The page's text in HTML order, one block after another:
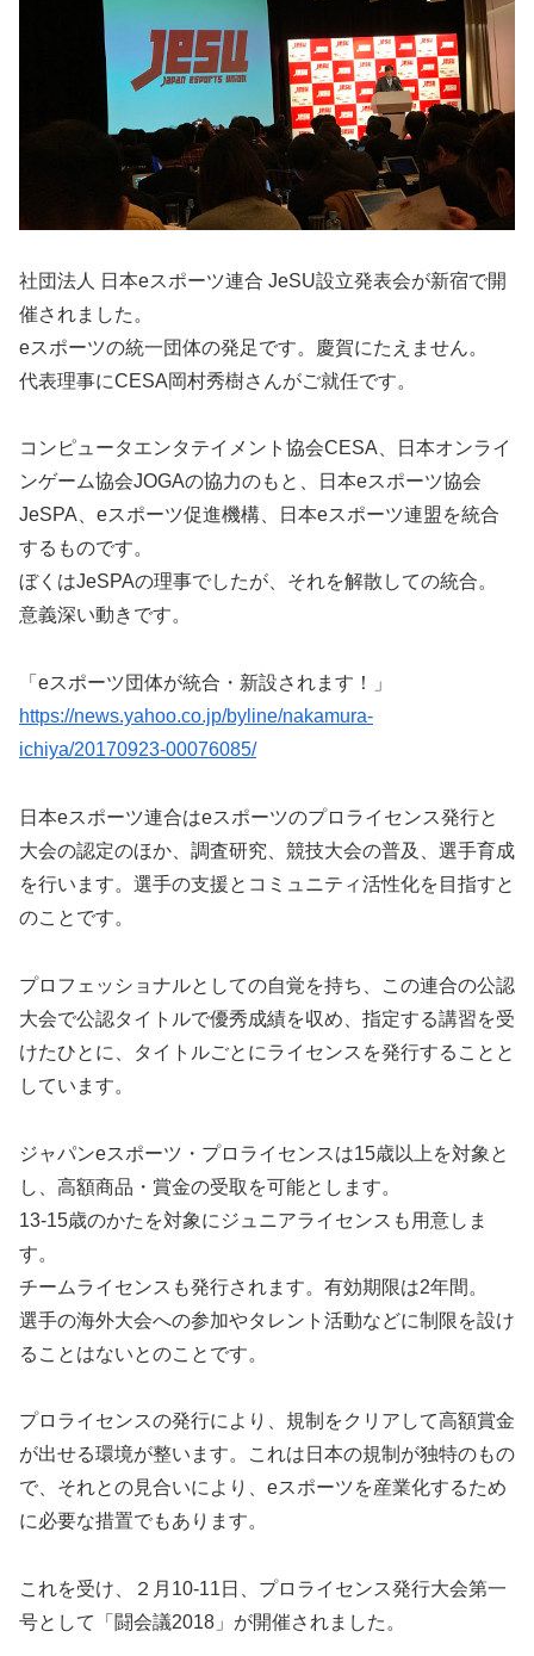
社団法人 日本eスポーツ連合 JeSU設立発表会が新宿で開
催されました。
eスポーツの統一団体の発足です。慶賀にたえません。
代表理事にCESA岡村秀樹さんがご就任です。
コンピュータエンタテイメント協会CESA、日本オンライ
ンゲーム協会JOGAの協力のもと、日本eスポーツ協会
JeSPA、eスポーツ促進機構、日本eスポーツ連盟を統合
するものです。
ぼくはJeSPAの理事でしたが、それを解散しての統合。
意義深い動きです。
「eスポーツ団体が統合・新設されます！」
https://news.yahoo.co.jp/byline/nakamura-
ichiya/20170923-00076085/
日本eスポーツ連合はeスポーツのプロライセンス発行と
大会の認定のほか、調査研究、競技大会の普及、選手育成
を行います。選手の支援とコミュニティ活性化を目指すと
のことです。
プロフェッショナルとしての自覚を持ち、この連合の公認
大会で公認タイトルで優秀成績を収め、指定する講習を受
けたひとに、タイトルごとにライセンスを発行することと
しています。
ジャパンeスポーツ・プロライセンスは15歳以上を対象と
し、高額商品・賞金の受取を可能とします。
13-15歳のかたを対象にジュニアライセンスも用意しま
す。
チームライセンスも発行されます。有効期限は2年間。
選手の海外大会への参加やタレント活動などに制限を設け
ることはないとのことです。
プロライセンスの発行により、規制をクリアして高額賞金
が出せる環境が整います。これは日本の規制が独特のもの
で、それとの見合いにより、eスポーツを産業化するため
に必要な措置でもあります。
これを受け、２月10-11日、プロライセンス発行大会第一
号として「闘会議2018」が開催されました。